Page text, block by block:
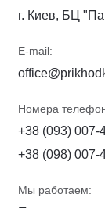
г. Киев, БЦ
E-mail:
Номера
+38 (093) 007-
+38 (098) 007-
Мы работаем: